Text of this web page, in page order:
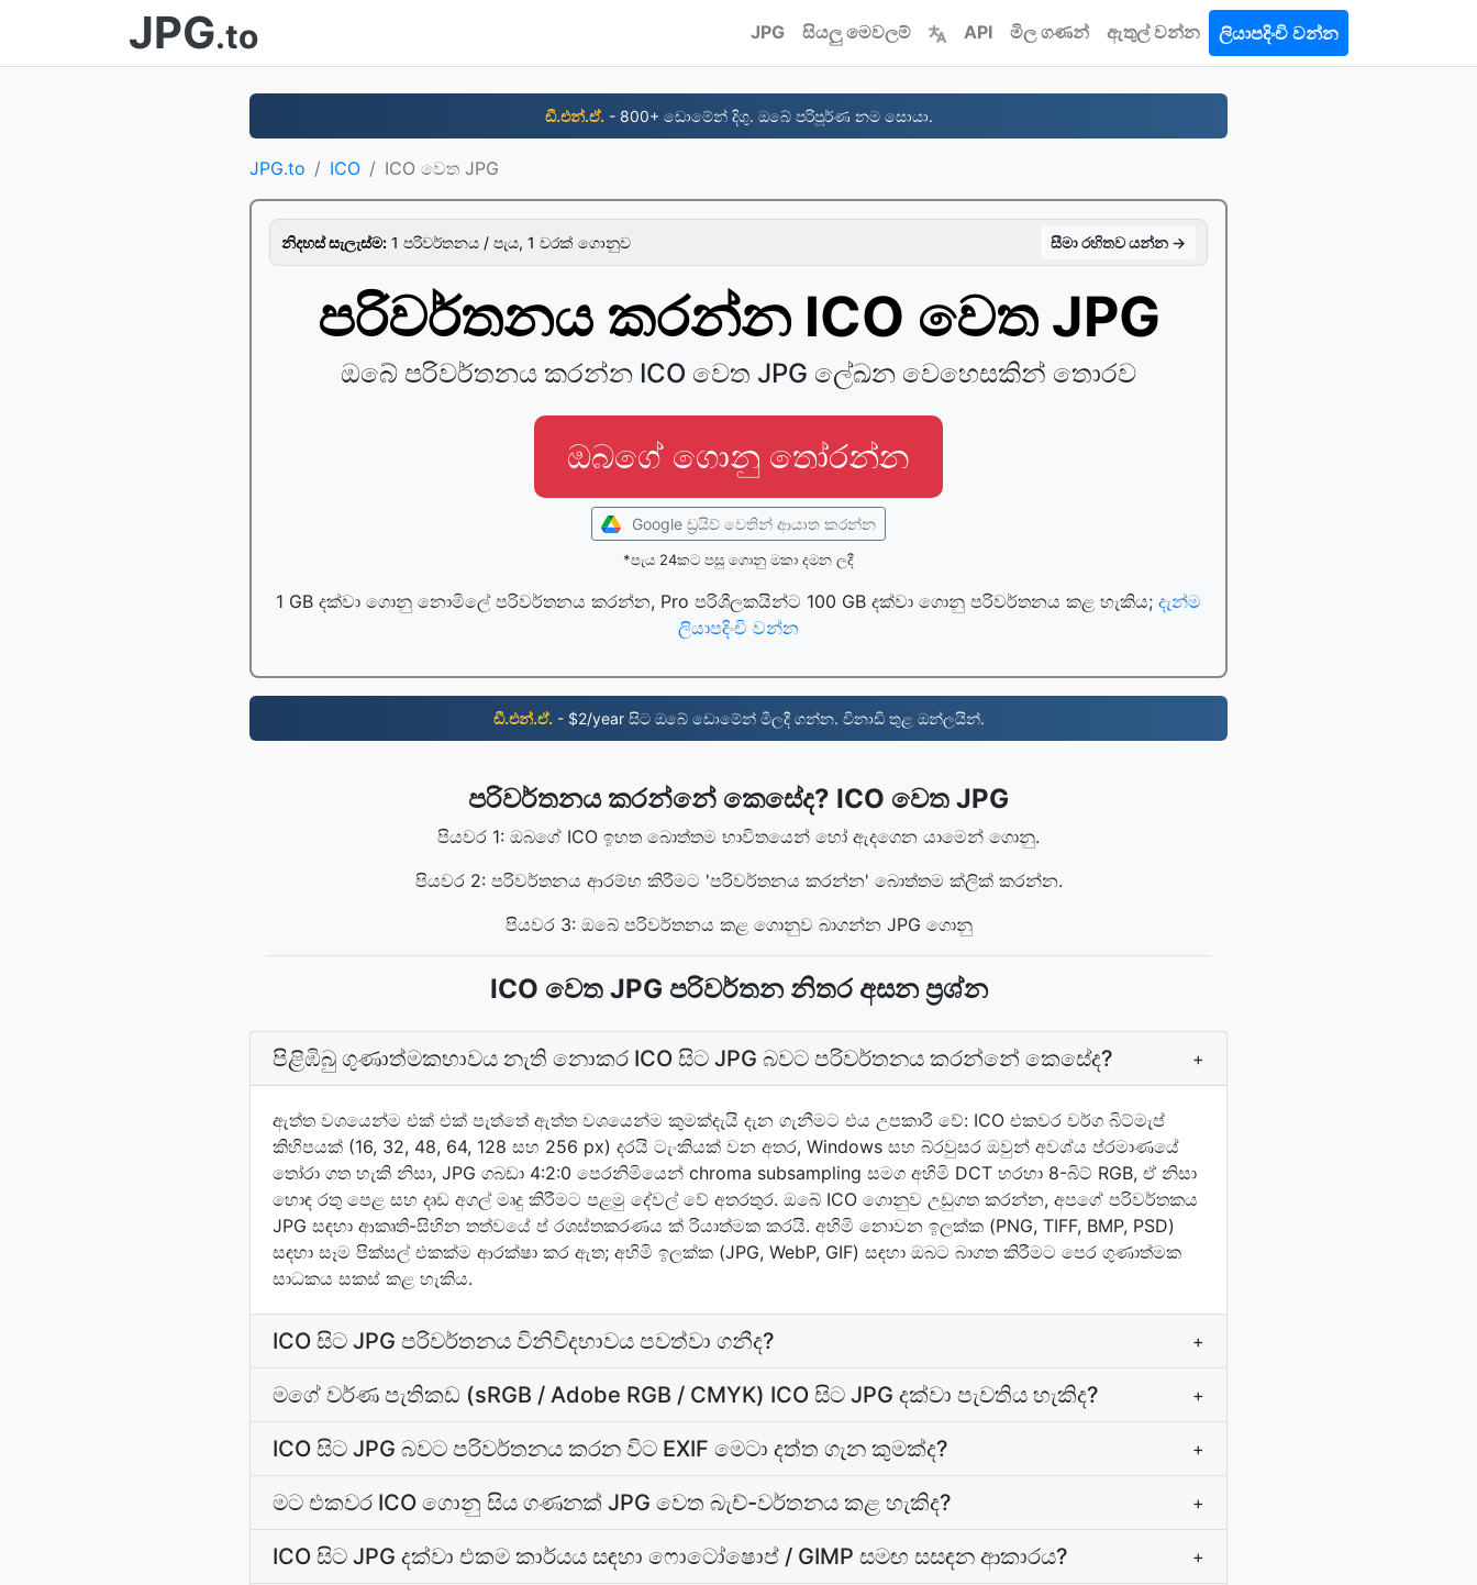
JPG.to JPG සියලු මෙවලම් API මිල ගණන් ඇතුල් වන්න ලියාපදිංචි වන්න
ඩී.එන්.ඒ. - 800+ ඩොමේන් දිගු. ඔබේ පරිපූර්ණ නම සොයා.
JPG.to ICO ICO වෙත JPG
නිදහස් සැලැස්ම: 1 පරිවර්තනය / පැය, 1 වරක් ගොනුව සීමා රහිතව යන්න →
පරිවර්තනය කරන්න ICO වෙත JPG
ඔබේ පරිවර්තනය කරන්න ICO වෙත JPG ලේඛන වෙහෙසකින් තොරව
ඔබගේ ගොනු තෝරන්න
Google ඩ්‍රයිව් වෙතින් ආයාත කරන්න
*පැය 24කට පසු ගොනු මකා දමන ලදී
1 GB දක්වා ගොනු නොමිලේ පරිවර්තනය කරන්න, Pro පරිශීලකයින්ට 100 GB දක්වා ගොනු පරිවර්තනය කළ හැකිය; දැන්ම
ලියාපදිංචි වන්න
ඩී.එන්.ඒ. - $2/year සිට ඔබේ ඩොමේන් මිලදී ගන්න. විනාඩි තුළ ඔන්ලයින්.
පරිවර්තනය කරන්නේ කෙසේද? ICO වෙත JPG
පියවර 1: ඔබගේ ICO ඉහත බොත්තම භාවිතයෙන් හෝ ඇදගෙන යාමෙන් ගොනු.
පියවර 2: පරිවර්තනය ආරම්භ කිරීමට 'පරිවර්තනය කරන්න' බොත්තම ක්ලික් කරන්න.
පියවර 3: ඔබේ පරිවර්තනය කළ ගොනුව බාගන්න JPG ගොනු
ICO වෙත JPG පරිවර්තන නිතර අසන ප්‍රශ්න
පිළිඹිබු ගුණාත්මකභාවය නැති නොකර ICO සිට JPG බවට පරිවර්තනය කරන්නේ කෙසේද? +
ඇත්ත වශයෙන්ම එක් එක් පැත්තේ ඇත්ත වශයෙන්ම කුමක්දැයි දැන ගැනීමට එය උපකාරී වේ: ICO එකවර වර්ග බිට්මැප්
කිහිපයක් (16, 32, 48, 64, 128 සහ 256 px) දරයි ටැංකියක් වන අතර, Windows සහ බ්රවුසර ඔවුන් අවශ්ය ප්රමාණයේ
තෝරා ගත හැකි නිසා, JPG ගබඩා 4:2:0 පෙරනිමියෙන් chroma subsampling සමග අහිමි DCT හරහා 8-බිට් RGB, ඒ නිසා
හොඳ රතු පෙළ සහ දෘඩ අගල් මෘදු කිරීමට පළමු දේවල් වේ අතරතුර. ඔබේ ICO ගොනුව උඩුගත කරන්න, අපගේ පරිවර්තකය
JPG සඳහා ආකෘති-සිහින තත්වයේ ප් රශස්තකරණය ක් රියාත්මක කරයි. අහිමි නොවන ඉලක්ක (PNG, TIFF, BMP, PSD)
සඳහා සෑම පික්සල් එකක්ම ආරක්ෂා කර ඇත; අහිමි ඉලක්ක (JPG, WebP, GIF) සඳහා ඔබට බාගත කිරීමට පෙර ගුණාත්මක
සාධකය සකස් කළ හැකිය.
ICO සිට JPG පරිවර්තනය විනිවිදභාවය පවත්වා ගනීද? +
මගේ වර්ණ පැතිකඩ (sRGB / Adobe RGB / CMYK) ICO සිට JPG දක්වා පැවතිය හැකිද? +
ICO සිට JPG බවට පරිවර්තනය කරන විට EXIF මෙටා දත්ත ගැන කුමක්ද? +
මට එකවර ICO ගොනු සිය ගණනක් JPG වෙත බැච්-වර්තනය කළ හැකිද? +
ICO සිට JPG දක්වා එකම කාර්යය සඳහා ෆොටෝෂොප් / GIMP සමඟ සසඳන ආකාරය? +